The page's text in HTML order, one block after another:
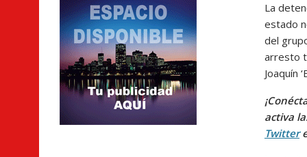
La
estado
del
arresto
Joaquín
activa
Twitter